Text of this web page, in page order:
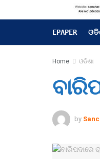
EPAPER
Home ଓଡିଶା
by